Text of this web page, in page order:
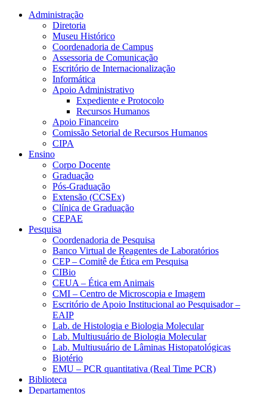
Conteúdo principal Menu principal
Administração
Diretoria
Museu Histórico
Coordenadoria de Campus
Assessoria de Comunicação
Escritório de Internacionalização
Informática
Apoio Administrativo
Expediente e Protocolo
Recursos Humanos
Apoio Financeiro
Comissão Setorial de Recursos Humanos
CIPA
Ensino
Corpo Docente
Graduação
Pós-Graduação
Extensão (CCSEx)
Clínica de Graduação
CEPAE
Pesquisa
Coordenadoria de Pesquisa
Banco Virtual de Reagentes de Laboratórios
CEP – Comitê de Ética em Pesquisa
CIBio
CEUA – Ética em Animais
CMI – Centro de Microscopia e Imagem
Escritório de Apoio Institucional ao Pesquisador –
EAIP
Lab. de Histologia e Biologia Molecular
Lab. Multiusuário de Biologia Molecular
Lab. Multiusuário de Lâminas Histopatológicas
Biotério
EMU – PCR quantitativa (Real Time PCR)
Biblioteca
Departamentos